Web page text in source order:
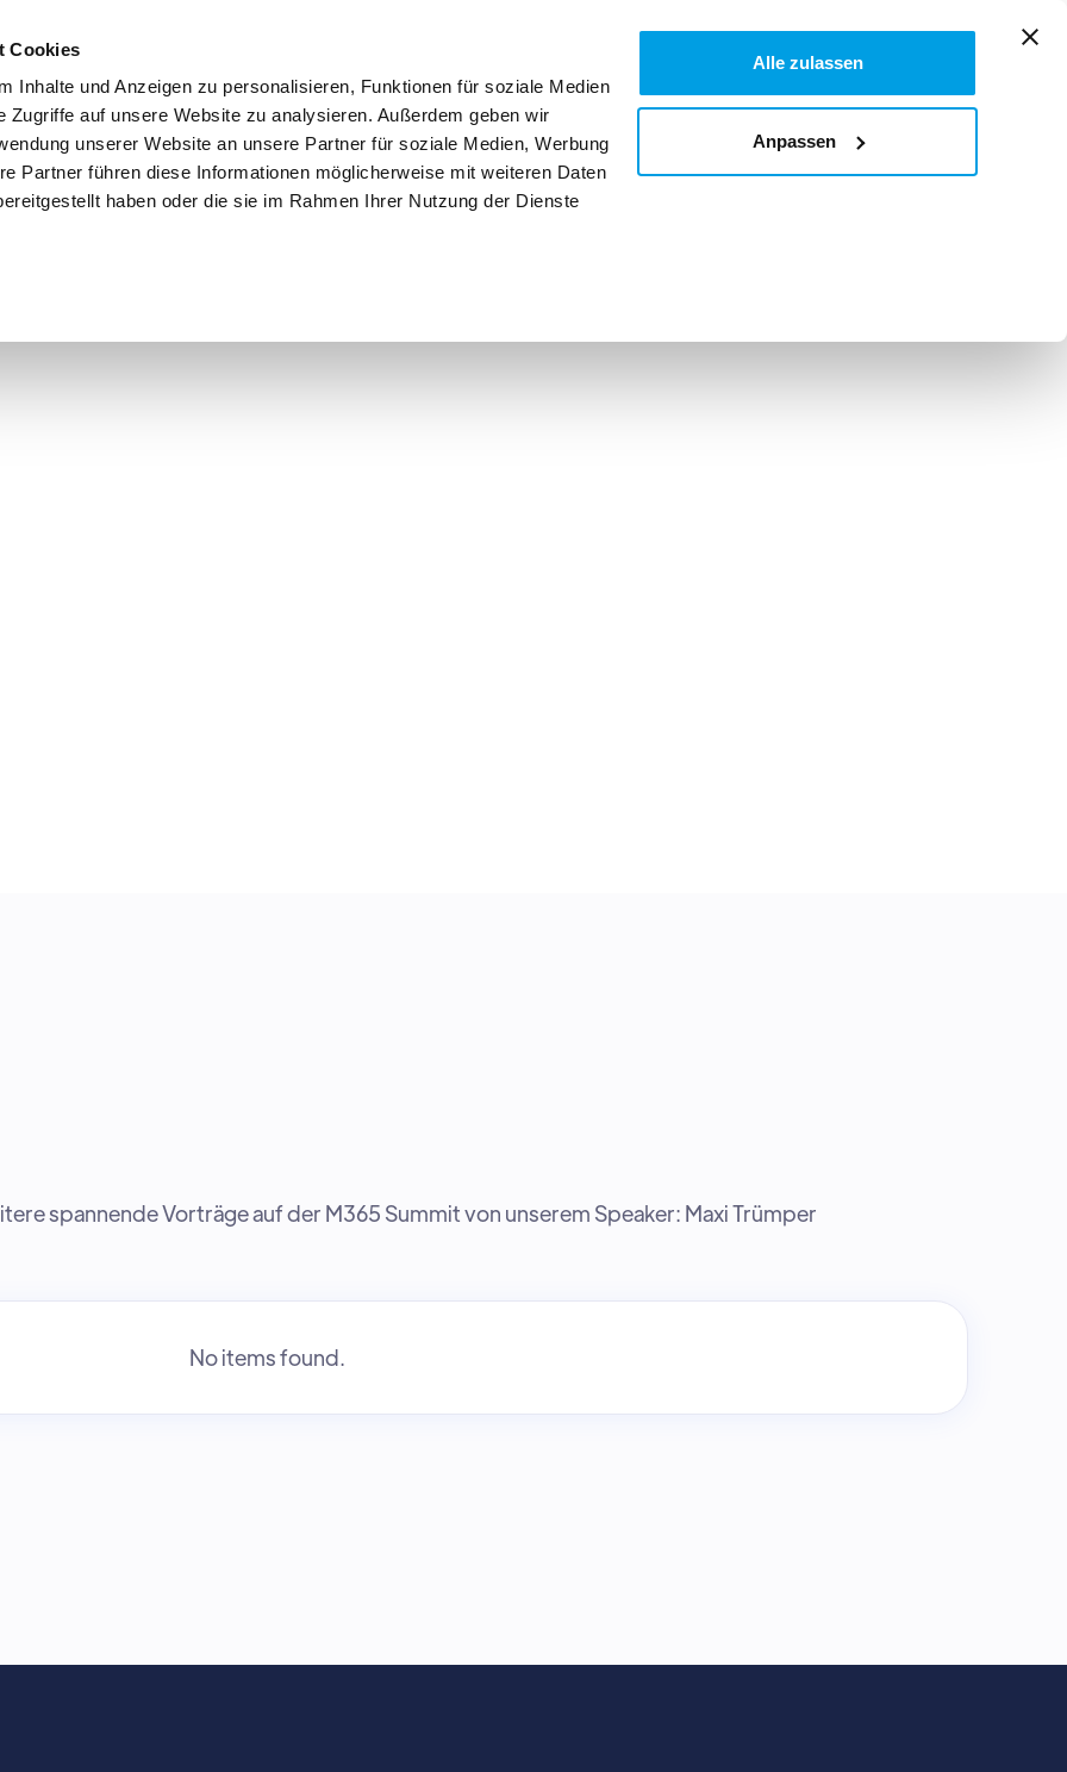
Cookies
Inhalte und Anzeigen zu personalisieren, Funktionen für soziale Medien
Zugriffe auf unsere Website zu analysieren. Außerdem geben wir
unserer Website an unsere Partner für soziale Medien, Werbung
Partner führen diese Informationen möglicherweise mit weiteren Daten
haben oder die sie im Rahmen Ihrer Nutzung der Dienste
Alle zulassen
Anpassen
Wer ist da Sponsoren Dein Besuch Über uns TICKET KAUFEN
spannende Vorträge auf der M365 Summit von unserem Speaker: Maxi Trümper
No items found.